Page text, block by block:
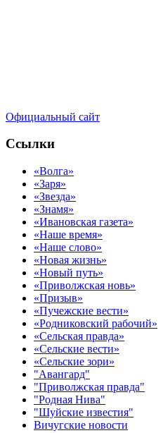
Официальный сайт
Ссылки
«Волга»
«Заря»
«Звезда»
«Знамя»
«Ивановская газета»
«Наше время»
«Наше слово»
«Новая жизнь»
«Новый путь»
«Приволжская новь»
«Призыв»
«Пучежские вести»
«Родниковский рабочий»
«Сельская правда»
«Сельские вести»
«Сельские зори»
"Авангард"
"Приволжская правда"
"Родная Нива"
"Шуйские известия"
Вичугские новости